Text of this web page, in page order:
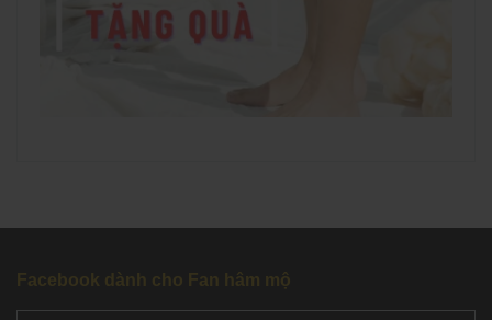
Facebook dành cho Fan hâm mộ